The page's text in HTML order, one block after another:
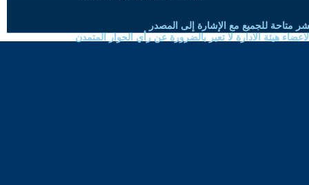
متاحة للجميع مع الإشارة إلى المصدر
هيئة الادارة لا تعبر بالضرورة عن رأي الحوار المتمدن